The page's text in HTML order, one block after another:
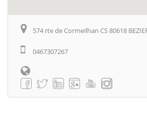
574 rte de Cormeilhan CS 80618
0467307267